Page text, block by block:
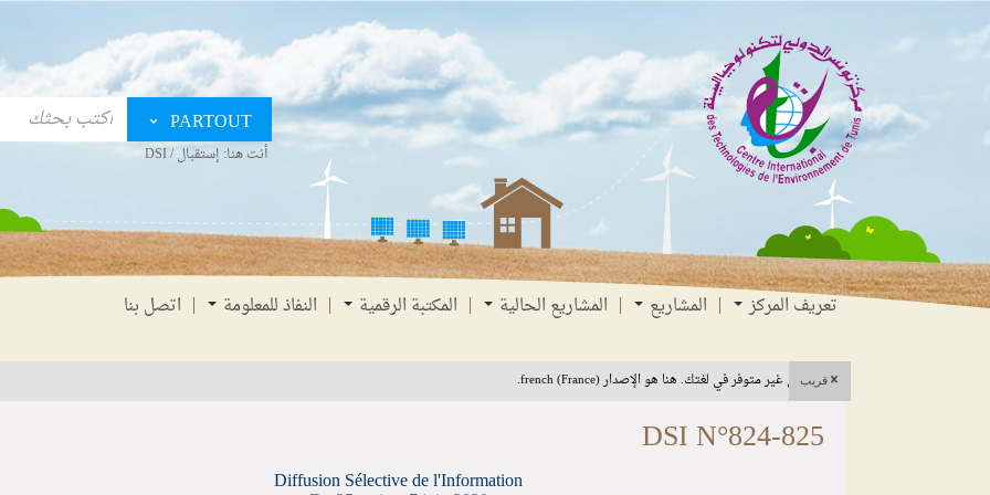
انتقل
القائمة
انتقال
المحتوى
الانتقال
البحث
PARTOUT
أنت هنا: إستقبال/
DSI
تعريف المركز المشاريع المشاريع الحالية المكتبة الرقمية النفاذ للمعلومة اتصل بنا
هذا المحتوى غير متوفر في لغتك. هنا هو الإصدار french (France).
قريب
DSI N°824-825